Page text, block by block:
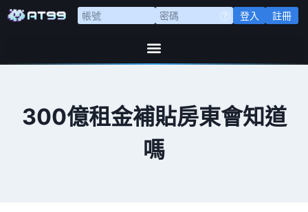
登入 註冊
300億租金補貼房東會知道
嗎